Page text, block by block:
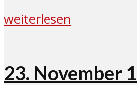
weiterlesen
23. November